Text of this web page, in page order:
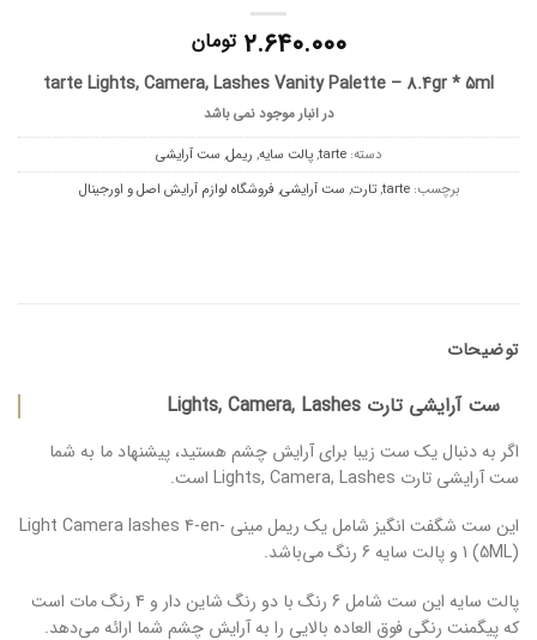
۲.۶۴۰.۰۰۰ تومان
tarte Lights, Camera, Lashes Vanity Palette – 8.4gr * 5ml
در انبار موجود نمی باشد
دسته:tarte
,پالت سایه, ریمل, ست آرایشی
برچسب:tarte
,تارت, ست آرایشی, فروشگاه لوازم آرایش اصل و اورجینال
توضیحات
ست آرایشی تارت Lights, Camera, Lashes
اگر به دنبال یک ست زیبا برای آرایش چشم هستید، پیشنهاد ما به شما
ست آرایشی تارت Lights, Camera, Lashes است.
این ست شگفت انگیز شامل یک ریمل مینی Light Camera lashes 4-en-
1 (5ML) و پالت سایه 6 رنگ می‌باشد.
پالت سایه این ست شامل 6 رنگ با دو رنگ شاین دار و 4 رنگ مات است
که پیگمنت رنگی فوق العاده بالایی را به آرایش چشم شما ارائه می‌دهد.